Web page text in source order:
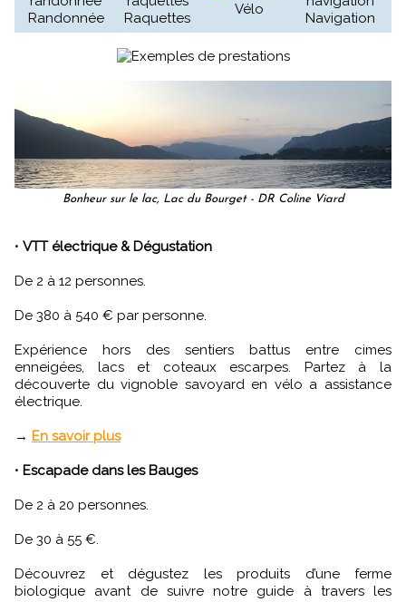
Randonnée Raquettes
Vélo
Navigation
Bonheur sur le lac, Lac du Bourget - DR Coline Viard
• VTT électrique & Dégustation
De 2 à 12 personnes.
De 380 à 540 € par personne.
Expérience hors des sentiers battus entre cimes
enneigées, lacs et coteaux escarpes. Partez à la
découverte du vignoble savoyard en vélo a assistance
électrique.
→ En savoir plus
• Escapade dans les Bauges
De 2 à 20 personnes.
De 30 à 55 €.
Découvrez et dégustez les produits d’une ferme
biologique avant de suivre notre guide à travers les